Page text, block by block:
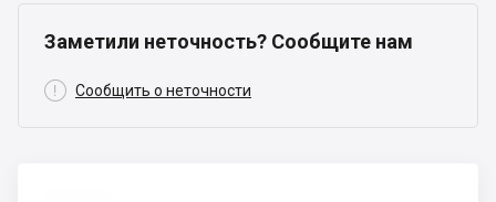
Заметили неточность? Сообщите нам
 Сообщить о неточности